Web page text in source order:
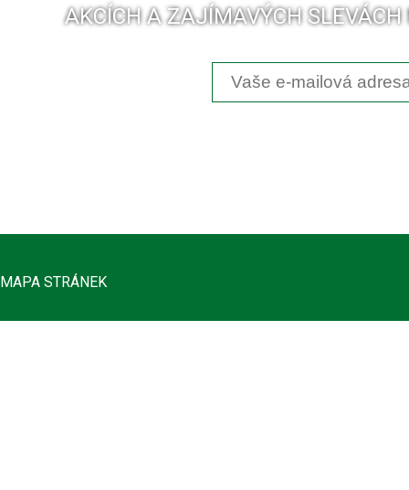
AKCÍCH A ZAJÍMAVÝCH
MAPA STRÁNEK